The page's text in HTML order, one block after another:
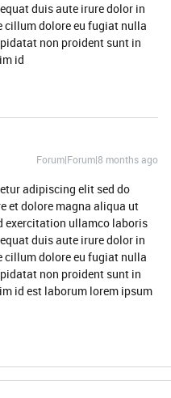
duis aute irure dolor in
cillum dolore eu fugiat nulla
non proident sunt in
id
Forum|Forum|8 months ago
adipiscing elit sed do
et dolore magna aliqua ut
exercitation ullamco laboris
duis aute irure dolor in
cillum dolore eu fugiat nulla
non proident sunt in
id est laborum lorem ipsum